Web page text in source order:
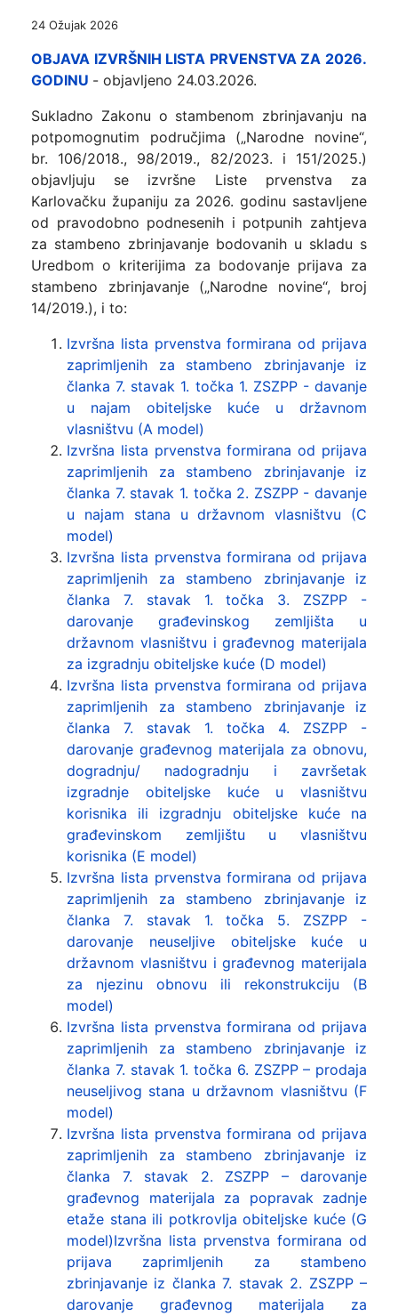
24 Ožujak 2026
OBJAVA IZVRŠNIH LISTA PRVENSTVA ZA 2026.
GODINU - objavljeno 24.03.2026.
Sukladno Zakonu o stambenom zbrinjavanju na
potpomognutim područjima („Narodne novine“,
br. 106/2018., 98/2019., 82/2023. i 151/2025.)
objavljuju se izvršne Liste prvenstva za
Karlovačku županiju za 2026. godinu sastavljene
od pravodobno podnesenih i potpunih zahtjeva
za stambeno zbrinjavanje bodovanih u skladu s
Uredbom o kriterijima za bodovanje prijava za
stambeno zbrinjavanje („Narodne novine“, broj
14/2019.), i to:
Izvršna lista prvenstva formirana od prijava
zaprimljenih za stambeno zbrinjavanje iz
članka 7. stavak 1. točka 1. ZSZPP - davanje
u najam obiteljske kuće u državnom
vlasništvu (A model)
Izvršna lista prvenstva formirana od prijava
zaprimljenih za stambeno zbrinjavanje iz
članka 7. stavak 1. točka 2. ZSZPP - davanje
u najam stana u državnom vlasništvu (C
model)
Izvršna lista prvenstva formirana od prijava
zaprimljenih za stambeno zbrinjavanje iz
članka 7. stavak 1. točka 3. ZSZPP -
darovanje građevinskog zemljišta u
državnom vlasništvu i građevnog materijala
za izgradnju obiteljske kuće (D model)
Izvršna lista prvenstva formirana od prijava
zaprimljenih za stambeno zbrinjavanje iz
članka 7. stavak 1. točka 4. ZSZPP -
darovanje građevnog materijala za obnovu,
dogradnju/ nadogradnju i završetak
izgradnje obiteljske kuće u vlasništvu
korisnika ili izgradnju obiteljske kuće na
građevinskom zemljištu u vlasništvu
korisnika (E model)
Izvršna lista prvenstva formirana od prijava
zaprimljenih za stambeno zbrinjavanje iz
članka 7. stavak 1. točka 5. ZSZPP -
darovanje neuseljive obiteljske kuće u
državnom vlasništvu i građevnog materijala
za njezinu obnovu ili rekonstrukciju (B
model)
Izvršna lista prvenstva formirana od prijava
zaprimljenih za stambeno zbrinjavanje iz
članka 7. stavak 1. točka 6. ZSZPP – prodaja
neuseljivog stana u državnom vlasništvu (F
model)
Izvršna lista prvenstva formirana od prijava
zaprimljenih za stambeno zbrinjavanje iz
članka 7. stavak 2. ZSZPP – darovanje
građevnog materijala za popravak zadnje
etaže stana ili potkrovlja obiteljske kuće (G
model)Izvršna lista prvenstva formirana od
prijava zaprimljenih za stambeno
zbrinjavanje iz članka 7. stavak 2. ZSZPP –
darovanje građevnog materijala za